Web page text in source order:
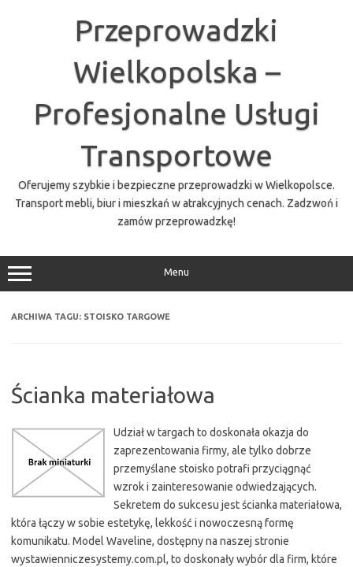
Przeprowadzki
Wielkopolska –
Profesjonalne Usługi
Transportowe
Oferujemy szybkie i bezpieczne przeprowadzki w Wielkopolsce.
Transport mebli, biur i mieszkań w atrakcyjnych cenach. Zadzwoń i
zamów przeprowadzkę!
Menu
ARCHIWA TAGU: STOISKO TARGOWE
Ścianka materiałowa
Udział w targach to doskonała okazja do
zaprezentowania firmy, ale tylko dobrze
przemyślane stoisko potrafi przyciągnąć
wzrok i zainteresowanie odwiedzających.
Sekretem do sukcesu jest ścianka materiałowa,
która łączy w sobie estetykę, lekkość i nowoczesną formę
komunikatu. Model Waveline, dostępny na naszej stronie
wystawienniczesystemy.com.pl, to doskonały wybór dla firm, które